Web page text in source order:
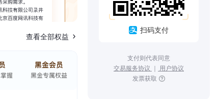
查看全部权益
扫码支付
支付则代表同意
交易服务协议 ｜ 用户协议
发票获取